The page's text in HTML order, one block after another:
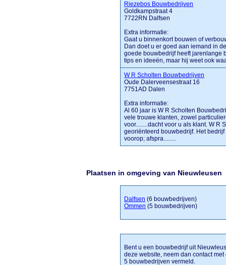
Riezebos Bouwbedrijven
Goldkampstraat 4
7722RN Dalfsen
Extra informatie:
Gaat u binnenkort bouwen of
Dan doet u er goed aan iemand in
goede bouwbedrijf heeft jarenlange
tips en ideeën, maar hij weet ook
W R Scholten Bouwbedrijven
Oude Dalerveensestraat 16
7751AD Dalen
Extra informatie:
Al 60 jaar is W R Scholten
vele trouwe klanten, zowel
voor........dacht voor u als klant. W
georiënteerd bouwbedrijf. Het
voorop; afspra........
Plaatsen in omgeving van Nieuwleusen
Dalfsen (6 bouwbedrijven)
Ommen (5 bouwbedrijven)
Bent u een bouwbedrijf uit
deze website, neem dan contact
5 bouwbedrijven vermeld.